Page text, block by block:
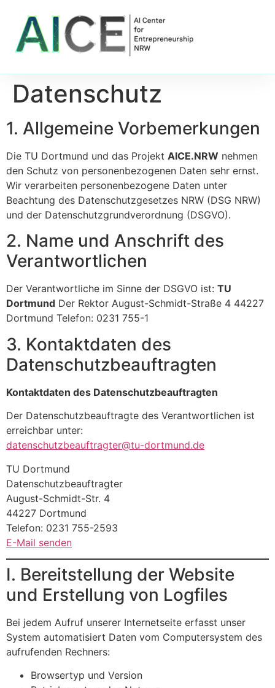
Datenschutz
1. Allgemeine Vorbemerkungen
Die TU Dortmund und das Projekt AICE.NRW nehmen
den Schutz von personenbezogenen Daten sehr ernst.
Wir verarbeiten personenbezogene Daten unter
Beachtung des Datenschutzgesetzes NRW (DSG NRW)
und der Datenschutzgrundverordnung (DSGVO).
2. Name und Anschrift des
Verantwortlichen
Der Verantwortliche im Sinne der DSGVO ist: TU
Dortmund Der Rektor August-Schmidt-Straße 4 44227
Dortmund Telefon: 0231 755-1
3. Kontaktdaten des
Datenschutzbeauftragten
Kontaktdaten des Datenschutzbeauftragten
Der Datenschutzbeauftragte des Verantwortlichen ist
erreichbar unter:
datenschutzbeauftragter@tu-dortmund.de
TU Dortmund
Datenschutzbeauftragter
August-Schmidt-Str. 4
44227 Dortmund
Telefon: 0231 755-2593
E-Mail senden
I. Bereitstellung der Website
und Erstellung von Logfiles
Bei jedem Aufruf unserer Internetseite erfasst unser
System automatisiert Daten vom Computersystem des
aufrufenden Rechners:
Browsertyp und Version